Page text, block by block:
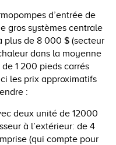
d’entrée de
gros systèmes centrale
plus de 8 000 $ (secteur
dans la moyenne
1 200 pieds carrés
les prix approximatifs
:
deux unité de 12000
à l’extérieur: de 4
(qui compte pour